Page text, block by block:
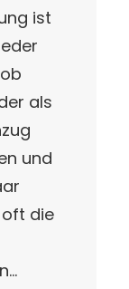
ist
als
und
die